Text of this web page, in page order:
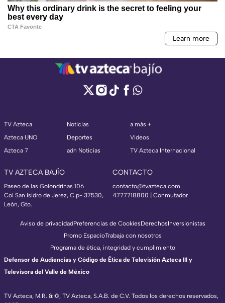
TV Azteca
Azteca UNO
Azteca 7
Noticias
Deportes
adn Noticias
a más +
Videos
TV Azteca Internacional
TV AZTECA BAJÍO
Paseo de las Golondrinas 106
Col San Isidro de Jerez, C.p- 37530,
León, Gto.
CONTACTO
contacto@tvazteca.com
4777718800 | Conmutador
TV Azteca, M.R. & ©, TV Azteca, S.A.B. de C.V. Todos los derechos reservados,
Aviso de privacidadPreferencias de CookiesDerechosInversionistas
Promo EspacioTrabaja con nosotros
Programa de ética, integridad y cumplimiento
Defensor de Audiencias y Código de Ética de Televisión Azteca III y
Televisora del Valle de México